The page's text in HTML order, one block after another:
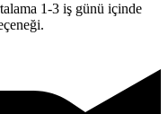
1-3 iş günü içinde